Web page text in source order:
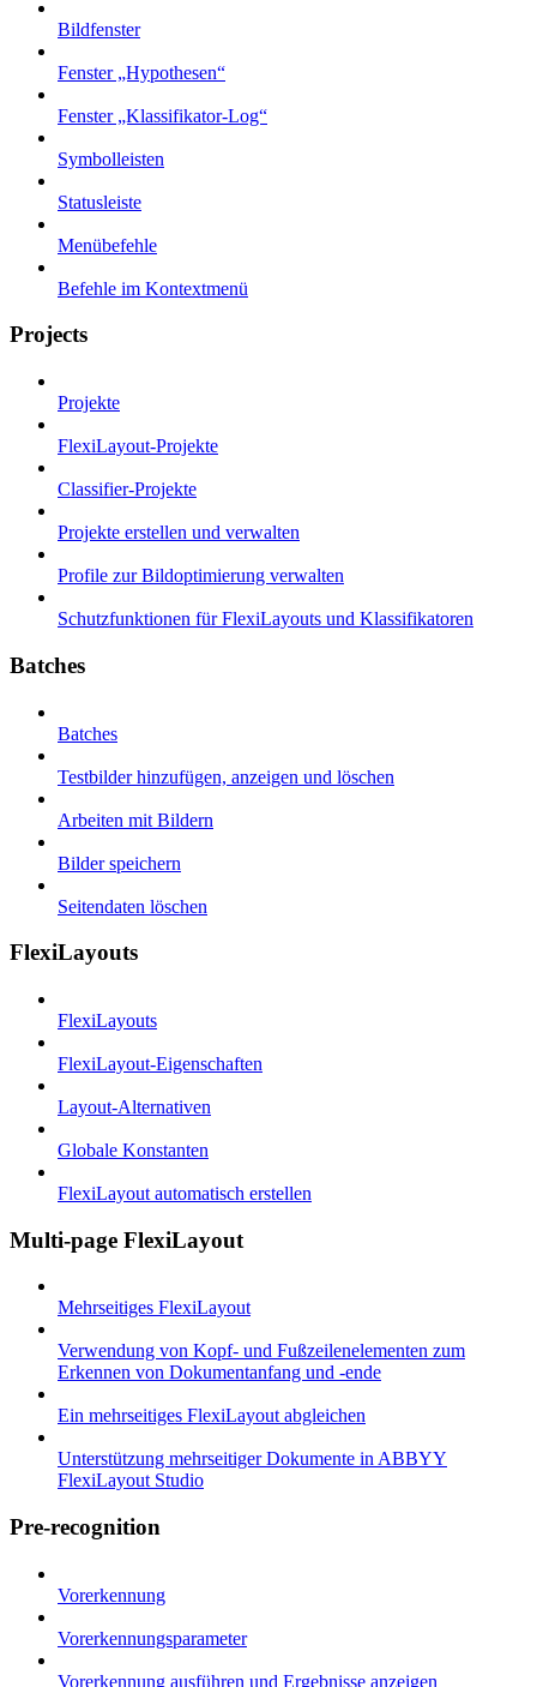
Bildfenster
Fenster „Hypothesen“
Fenster „Klassifikator-Log“
Symbolleisten
Statusleiste
Menübefehle
Befehle im Kontextmenü
Projects
Projekte
FlexiLayout-Projekte
Classifier-Projekte
Projekte erstellen und verwalten
Profile zur Bildoptimierung verwalten
Schutzfunktionen für FlexiLayouts und Klassifikatoren
Batches
Batches
Testbilder hinzufügen, anzeigen und löschen
Arbeiten mit Bildern
Bilder speichern
Seitendaten löschen
FlexiLayouts
FlexiLayouts
FlexiLayout-Eigenschaften
Layout-Alternativen
Globale Konstanten
FlexiLayout automatisch erstellen
Multi-page FlexiLayout
Mehrseitiges FlexiLayout
Verwendung von Kopf- und Fußzeilenelementen zum
Erkennen von Dokumentanfang und -ende
Ein mehrseitiges FlexiLayout abgleichen
Unterstützung mehrseitiger Dokumente in ABBYY
FlexiLayout Studio
Pre-recognition
Vorerkennung
Vorerkennungsparameter
Vorerkennung ausführen und Ergebnisse anzeigen